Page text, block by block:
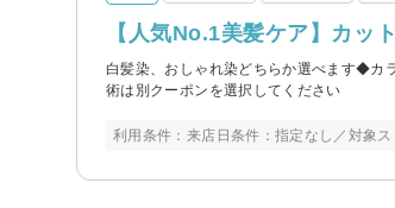
【人気No.1美髪ケア】カッ
白髪染、おしゃれ染どちらか選べます◆
術は別クーポンを選択してください
利用条件：来店日条件：指定なし／対象